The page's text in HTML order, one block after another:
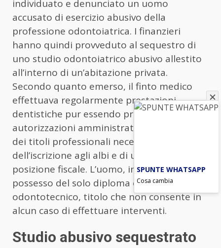
individuato e denunciato un uomo
accusato di esercizio abusivo della
professione odontoiatrica. I finanzieri
hanno quindi provveduto al sequestro di
uno studio odontoiatrico abusivo allestito
all’interno di un’abitazione privata.
Secondo quanto emerso, il finto medico
effettuava regolarmente prestazioni
dentistiche pur essendo privo di
autorizzazioni amministrative e sanitarie,
dei titoli professionali necessari,
dell’iscrizione agli albi e di una regolare
posizione fiscale. L’uomo, infatti, era in
possesso del solo diploma di
odontotecnico, titolo che non consente in
alcun caso di effettuare interventi.
Studio abusivo sequestrato
SPUNTE WHATSAPP
Cosa cambia